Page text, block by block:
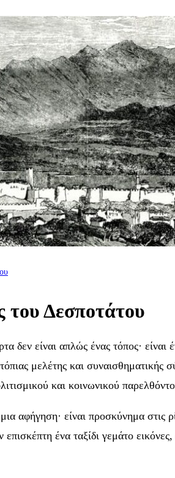
του Δεσποτάτου
δεν είναι απλώς ένας τόπος·
μελέτης και
και κοινωνικού
αφήγηση· είναι προσκύνημα
επισκέπτη ένα ταξίδι γεμάτο